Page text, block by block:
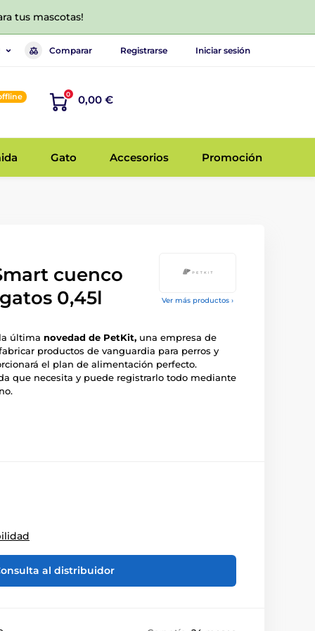
tus mascotas!
Comparar Registrarse Iniciar sesión
0 0,00 €
Gato Accesorios Promoción
Ver más productos ›
cuenco
0,45l
última novedad de PetKit, una empresa de
productos de vanguardia para perros y
el plan de alimentación perfecto.
que necesita y puede registrarlo todo mediante
al distribuidor